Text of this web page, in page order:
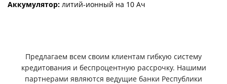
Аккумулятор: литий-ионный на 10 Ач
Предлагаем всем своим клиентам гибкую систему
кредитования и беспроцентную рассрочку. Нашими
партнерами являются ведущие банки Республики